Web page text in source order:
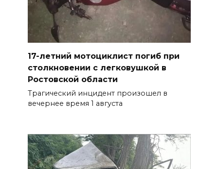
17-летний мотоциклист погиб при
столкновении с легковушкой в
Ростовской области
Трагический инцидент произошел в
вечернее время 1 августа